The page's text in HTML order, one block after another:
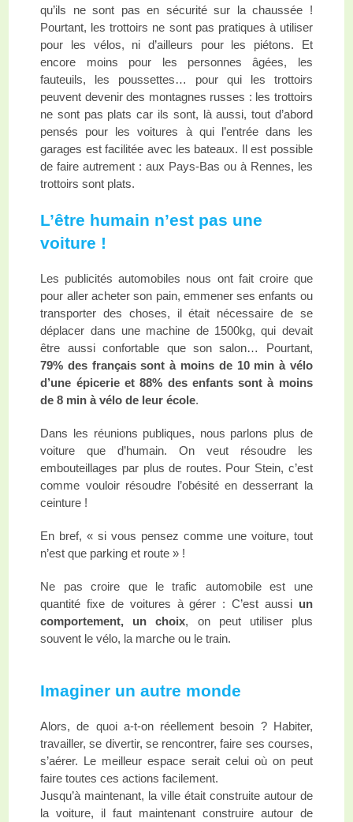
qu’ils ne sont pas en sécurité sur la chaussée !
Pourtant, les trottoirs ne sont pas pratiques à utiliser
pour les vélos, ni d’ailleurs pour les piétons. Et
encore moins pour les personnes âgées, les
fauteuils, les poussettes… pour qui les trottoirs
peuvent devenir des montagnes russes : les trottoirs
ne sont pas plats car ils sont, là aussi, tout d’abord
pensés pour les voitures à qui l’entrée dans les
garages est facilitée avec les bateaux. Il est possible
de faire autrement : aux Pays-Bas ou à Rennes, les
trottoirs sont plats.
L’être humain n’est pas une
voiture !
Les publicités automobiles nous ont fait croire que
pour aller acheter son pain, emmener ses enfants ou
transporter des choses, il était nécessaire de se
déplacer dans une machine de 1500kg, qui devait
être aussi confortable que son salon… Pourtant,
79% des français sont à moins de 10 min à vélo
d’une épicerie et 88% des enfants sont à moins
de 8 min à vélo de leur école.
Dans les réunions publiques, nous parlons plus de
voiture que d’humain. On veut résoudre les
embouteillages par plus de routes. Pour Stein, c’est
comme vouloir résoudre l’obésité en desserrant la
ceinture !
En bref, « si vous pensez comme une voiture, tout
n’est que parking et route » !
Ne pas croire que le trafic automobile est une
quantité fixe de voitures à gérer : C’est aussi un
comportement, un choix, on peut utiliser plus
souvent le vélo, la marche ou le train.
Imaginer un autre monde
Alors, de quoi a-t-on réellement besoin ? Habiter,
travailler, se divertir, se rencontrer, faire ses courses,
s’aérer. Le meilleur espace serait celui où on peut
faire toutes ces actions facilement.
Jusqu’à maintenant, la ville était construite autour de
la voiture, il faut maintenant construire autour de